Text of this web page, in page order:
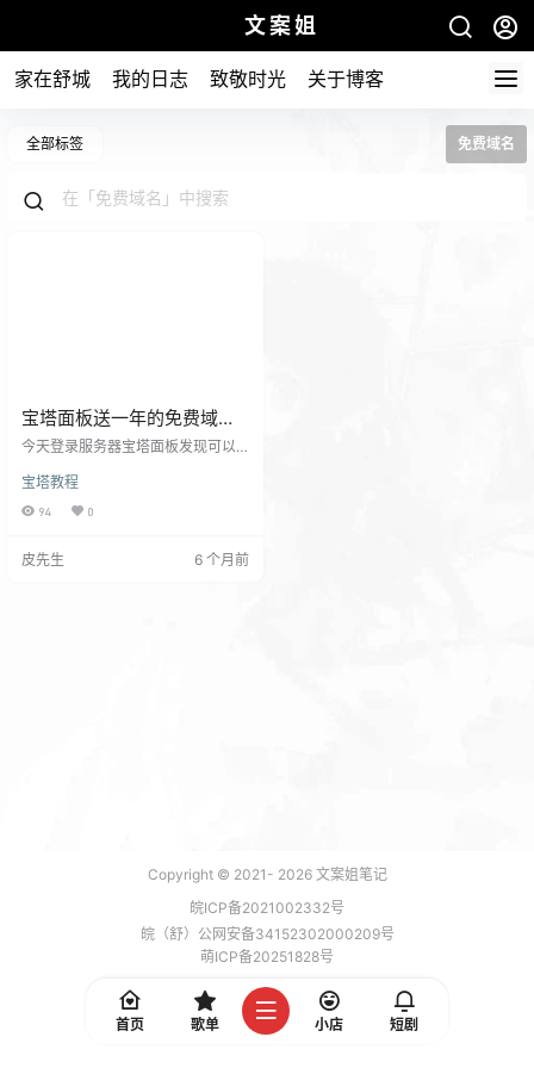
文案姐
家在舒城 我的日志 致敬时光 关于博客
全部标签 免费域名
宝塔面板送一年的免费域名
DV证书啦
今天登录服务器宝塔面板发现可以
点。所以看到这个活动！ 这个活动
是更新宝塔11.4.1版本的用户可以免
塔的小伙伴们快去试试吧！ 宝塔的
宝塔教程
94 0
皮先生 6 个月前
Copyright © 2021- 2026文案姐笔记
皖ICP备2021002332号
皖（舒）公网安备34152302000209号
萌ICP备20251828号
加载 7 能，功耗 0.1783 焦耳
首页
歌单 小店 短剧